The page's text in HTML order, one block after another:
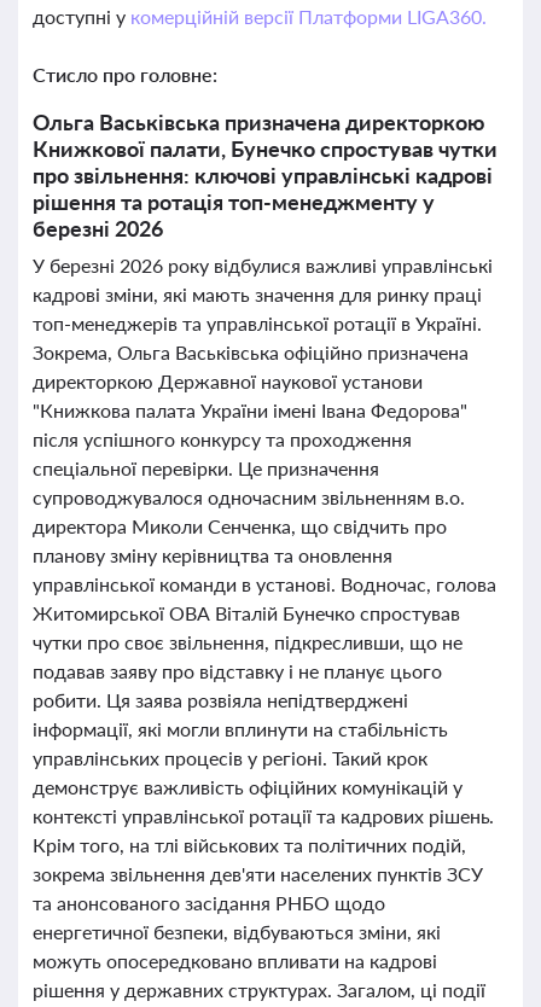
доступні у комерційній версії Платформи LIGA360.
Стисло про головне:
Ольга Васьківська призначена директоркою
Книжкової палати, Бунечко спростував чутки
про звільнення: ключові управлінські кадрові
рішення та ротація топ-менеджменту у
березні 2026
У березні 2026 року відбулися важливі управлінські
кадрові зміни, які мають значення для ринку праці
топ-менеджерів та управлінської ротації в Україні.
Зокрема, Ольга Васьківська офіційно призначена
директоркою Державної наукової установи
"Книжкова палата України імені Івана Федорова"
після успішного конкурсу та проходження
спеціальної перевірки. Це призначення
супроводжувалося одночасним звільненням в.о.
директора Миколи Сенченка, що свідчить про
планову зміну керівництва та оновлення
управлінської команди в установі. Водночас, голова
Житомирської ОВА Віталій Бунечко спростував
чутки про своє звільнення, підкресливши, що не
подавав заяву про відставку і не планує цього
робити. Ця заява розвіяла непідтверджені
інформації, які могли вплинути на стабільність
управлінських процесів у регіоні. Такий крок
демонструє важливість офіційних комунікацій у
контексті управлінської ротації та кадрових рішень.
Крім того, на тлі військових та політичних подій,
зокрема звільнення дев'яти населених пунктів ЗСУ
та анонсованого засідання РНБО щодо
енергетичної безпеки, відбуваються зміни, які
можуть опосередковано впливати на кадрові
рішення у державних структурах. Загалом, ці події